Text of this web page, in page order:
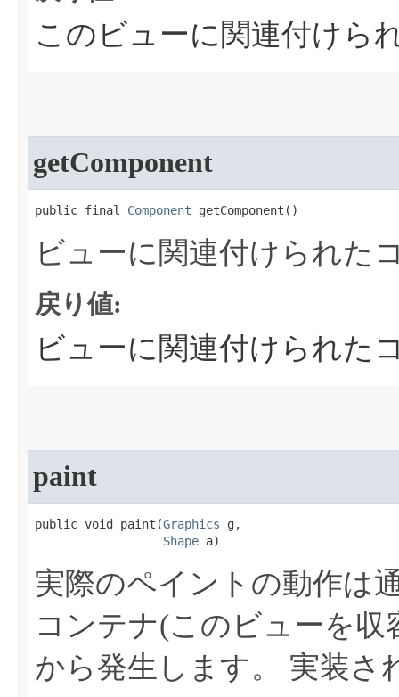
このビューに関連付けら
getComponent
public final Component getComponent​()
ビューに関連付けられた
戻り値:
ビューに関連付けられた
paint
public void paint​(Graphics g,
Shape a)
実際のペイントの動作は
コンテナ(このビューを
から発生します。
実装さ